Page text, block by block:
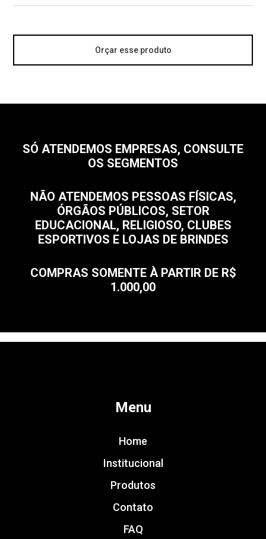
Orçar esse produto
SÓ ATENDEMOS EMPRESAS, CONSULTE
OS SEGMENTOS
NÃO ATENDEMOS PESSOAS FÍSICAS,
ÓRGÃOS PÚBLICOS, SETOR
EDUCACIONAL, RELIGIOSO, CLUBES
ESPORTIVOS E LOJAS DE BRINDES
COMPRAS SOMENTE À PARTIR DE R$
1.000,00
Menu
Home
Institucional
Produtos
Contato
FAQ